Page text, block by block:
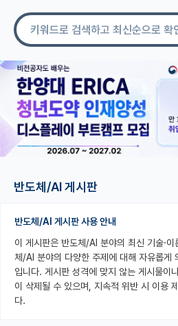
연구실(PI) 홍보 게시판
석박사 채용 정보 게시판
임용 정보 게시판
학부 인턴 게시판
취업 게시판
임용 후기 게시판
PI 전용 게시판
반도체/AI 게시판
장학금/장학생 게시판
반도체/AI 게시판
반도체/AI 게시판 사용 안내
이 게시판은 반도체/AI 분야의 최신 기술·
체/AI 분야의 다양한 주제에 대해 자유롭게
입니다. 게시판 성격에 맞지 않는 게시물이
이 삭제될 수 있으며, 지속적 위반 시 이용
다.